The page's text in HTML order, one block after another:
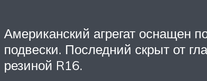
Американский агрегат оснащен
подвески. Последний скрыт от
резиной R16.